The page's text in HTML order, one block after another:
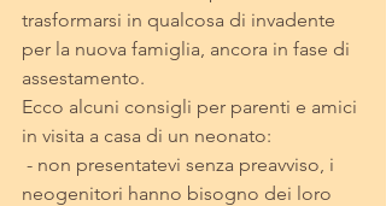
trasformarsi in qualcosa di invadente
per la nuova famiglia, ancora in fase di
assestamento.
Ecco alcuni consigli per parenti e amici
in visita a casa di un neonato:
neogenitori hanno bisogno dei loro